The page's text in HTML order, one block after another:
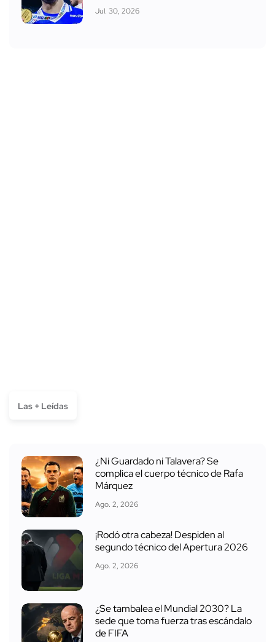
Jul. 30, 2026
Las + Leídas
¿Ni Guardado ni Talavera? Se
complica el cuerpo técnico de Rafa
Márquez
Ago. 2, 2026
¡Rodó otra cabeza! Despiden al
segundo técnico del Apertura 2026
Ago. 2, 2026
¿Se tambalea el Mundial 2030? La
sede que toma fuerza tras escándalo
de FIFA